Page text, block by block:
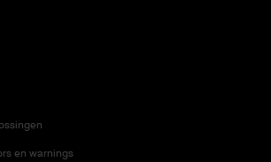
en warnings